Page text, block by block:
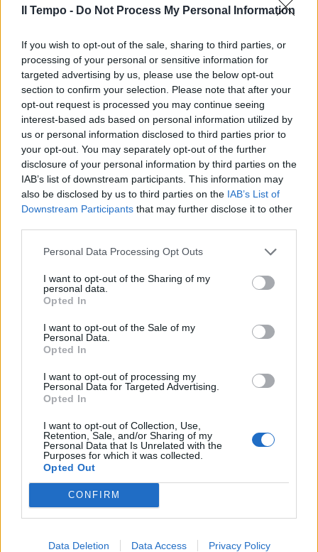
Il Tempo - Do Not Process My Personal Information
If you wish to opt-out of the sale, sharing to third parties, or
processing of your personal or sensitive information for
targeted advertising by us, please use the below opt-out
section to confirm your selection. Please note that after your
opt-out request is processed you may continue seeing
interest-based ads based on personal information utilized by
us or personal information disclosed to third parties prior to
your opt-out. You may separately opt-out of the further
disclosure of your personal information by third parties on the
IAB’s list of downstream participants. This information may
also be disclosed by us to third parties on the IAB’s List of
Downstream Participants that may further disclose it to other
Personal Data Processing Opt Outs
I want to opt-out of the Sharing of my
personal data.
Opted In
I want to opt-out of the Sale of my
Personal Data.
Opted In
I want to opt-out of processing my
Personal Data for Targeted Advertising.
Opted In
I want to opt-out of Collection, Use,
Retention, Sale, and/or Sharing of my
Personal Data that Is Unrelated with the
Purposes for which it was collected.
Opted Out
CONFIRM
Data Deletion Data Access Privacy Policy
5mila euro alla cliente: arriva la
25/06/2020
DOPO L'ASSENZA DI IERI
Balotelli ricompare e si allena
col Brescia
27/05/2020
LITE FURIBONDA
Bugo svela la lite con Morgan:
così ha attaccato mio figlio e
COPPIA SCOPPIATA
Morsi e sputi prima di salire sul
palco di Sanremo
TRA I CLIENTI IN FILA
Lite all'Ikea, vola un piatto nel
ristorante e ferisce una bambina
12/01/2020
AGGUERRITE
Riesplode la lite. Gruber contro
Meloni: "Le tolgo l'audio"